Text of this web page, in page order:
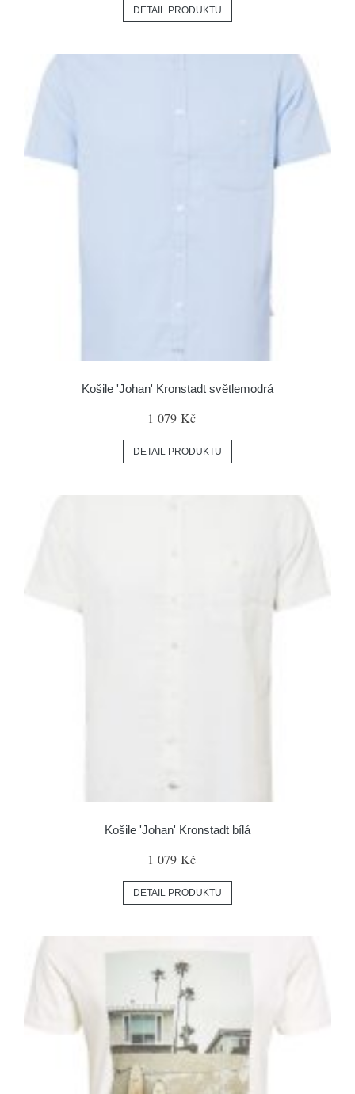
DETAIL PRODUKTU
Košile 'Johan' Kronstadt světlemodrá
1 079 Kč
DETAIL PRODUKTU
Košile 'Johan' Kronstadt bílá
1 079 Kč
DETAIL PRODUKTU